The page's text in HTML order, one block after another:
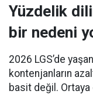
Yüzdelik
bir nedeni
2026 LGS’de
kontenjanların
basit değil. Ortaya